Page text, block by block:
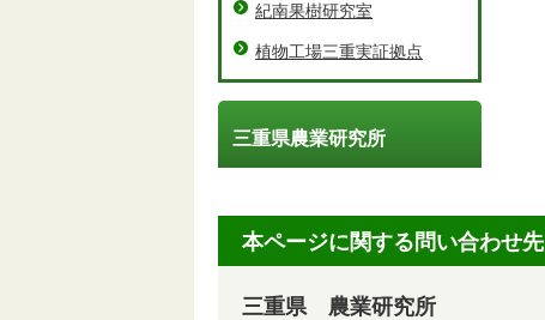
紀南果樹研究室
植物工場三重実証拠点
三重県農業研究所
本ページに関する問い合わせ先
三重県 農業研究所